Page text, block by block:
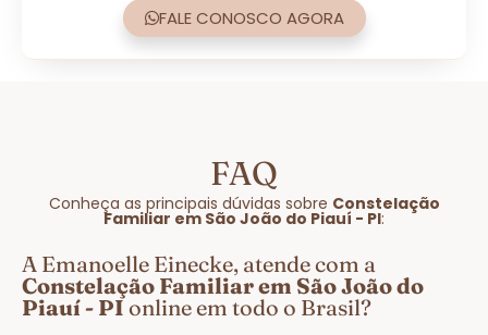
FALE CONOSCO AGORA
FAQ
Conheça as principais dúvidas sobre Constelação
Familiar em São João do Piauí - PI:
A Emanoelle Einecke, atende com a
Constelação Familiar em São João do
Piauí - PIonline em todo o Brasil?